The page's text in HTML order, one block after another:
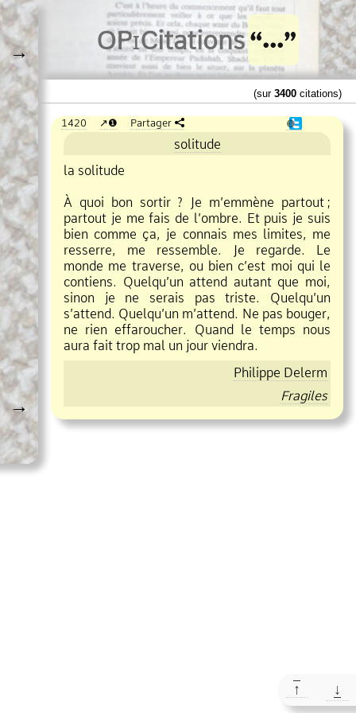
→
→
OPiCitations
(sur 3400 citations)
1420 ❶ Partager ❶
solitude
la solitude
À quoi bon sortir ? Je m’emmène partout ;
partout je me fais de l’ombre. Et puis je suis
bien comme ça, je connais mes limites, me
resserre, me ressemble. Je regarde. Le
monde me traverse, ou bien c’est moi qui le
contiens. Quelqu’un attend autant que moi,
sinon je ne serais pas triste. Quelqu’un
s’attend. Quelqu’un m’attend. Ne pas bouger,
ne rien effaroucher. Quand le temps nous
aura fait trop mal un jour viendra.
Philippe Delerm
Fragiles
↑ ↓